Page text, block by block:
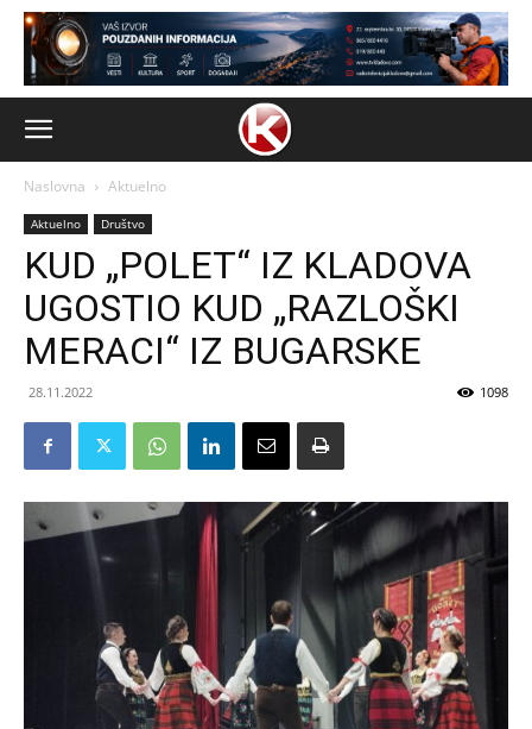
Naslovna Aktuelno
Aktuelno Društvo
KUD „POLET“ IZ KLADOVA
UGOSTIO KUD „RAZLOŠKI
MERACI“ IZ BUGARSKE
28.11.2022 1098